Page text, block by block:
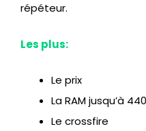
répéteur.
Les plus:
Le prix
La RAM jusqu’à
Le crossfire